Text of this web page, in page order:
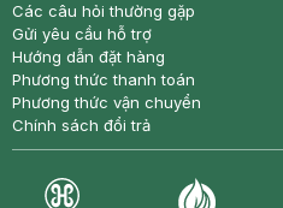
Các câu hỏi thường gặp
Gửi yêu cầu hỗ trợ
Hướng dẫn đặt hàng
Phương thức thanh toán
Phương thức vận chuyển
Chính sách đổi trả